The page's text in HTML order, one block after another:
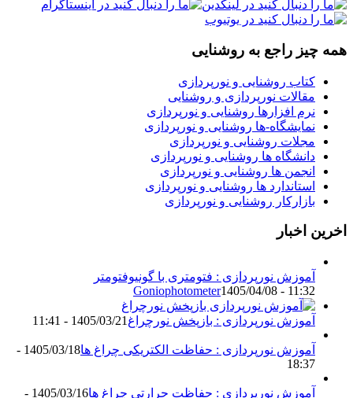
همه چیز راجع به روشنایی
کتاب روشنایی و نورپردازی
مقالات نورپردازی و روشنایی
نرم افزارها روشنایی و نورپردازی
نمایشگاه-ها روشنایی و نورپردازی
مجلات روشنایی و نورپردازی
دانشگاه ها روشنایی و نورپردازی
انجمن ها روشنایی و نورپردازی
استاندارد ها روشنایی و نورپردازی
بازارکار روشنایی و نورپردازی
اخرین اخبار
آموزش نورپردازی : فتومتری با گونیوفتومتر
Goniophotometer1405/04/08 - 11:32
آموزش نورپردازی : بازپخش نورچراغ 1405/03/21 - 11:41
آموزش نورپردازی : حفاظت الکتریکی چراغ ها
1405/03/18 -
18:37
آموزش نورپردازی : حفاظت حرارتی چراغ ها 1405/03/16 -